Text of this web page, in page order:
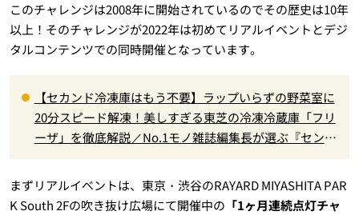
このチャレンジは2008年に開始されているのでその歴史は10年
以上！そのチャレンジが2022年は初めてリアルイベントとデジ
タルコンテンツでの同時開催となっています。
【セカンド冷凍庫はもう不要】ラップいらずの野菜室に
20分スピード解凍！美しすぎる東芝の冷凍冷蔵庫「フリ
ーザ」を徹底解説／No.1モノ雑誌編集長が選ぶ『センス
まずリアルイベントは、東京・渋谷のRAYARD MIYASHITA PAR
K South 2Fの吹き抜け広場にて開催中の 「1ヶ月連続点灯チャ